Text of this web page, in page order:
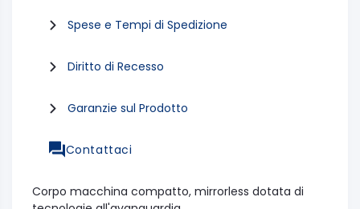
Spese e Tempi di Spedizione
Diritto di Recesso
Garanzie sul Prodotto
Contattaci
Corpo macchina compatto, mirrorless dotata di